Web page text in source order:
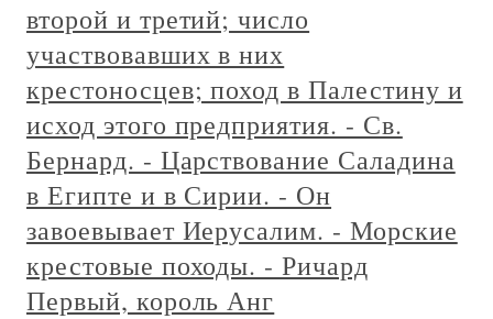
второй и третий; число
участвовавших в них
крестоносцев; поход в Палестину и
исход этого предприятия. - Св.
Бернард. - Царствование Саладина
в Египте и в Сирии. - Он
завоевывает Иерусалим. - Морские
крестовые походы. - Ричард
Первый, король Анг